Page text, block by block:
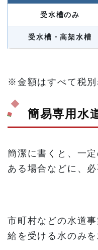
受水槽のみ
受水槽・高架水槽
※金額はすべて税別
簡易専用水
簡潔に書くと、一
ある場合などに、
市町村などの水道
給を受ける水のみを